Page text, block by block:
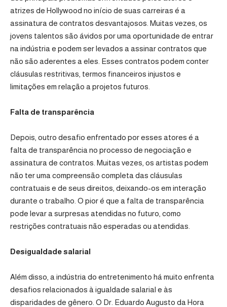
atrizes de Hollywood no início de suas carreiras é a
assinatura de contratos desvantajosos. Muitas vezes, os
jovens talentos são ávidos por uma oportunidade de entrar
na indústria e podem ser levados a assinar contratos que
não são aderentes a eles. Esses contratos podem conter
cláusulas restritivas, termos financeiros injustos e
limitações em relação a projetos futuros.
Falta de transparência
Depois, outro desafio enfrentado por esses atores é a
falta de transparência no processo de negociação e
assinatura de contratos. Muitas vezes, os artistas podem
não ter uma compreensão completa das cláusulas
contratuais e de seus direitos, deixando-os em interação
durante o trabalho. O pior é que a falta de transparência
pode levar a surpresas atendidas no futuro, como
restrições contratuais não esperadas ou atendidas.
Desigualdade salarial
Além disso, a indústria do entretenimento há muito enfrenta
desafios relacionados à igualdade salarial e às
disparidades de gênero. O Dr. Eduardo Augusto da Hora